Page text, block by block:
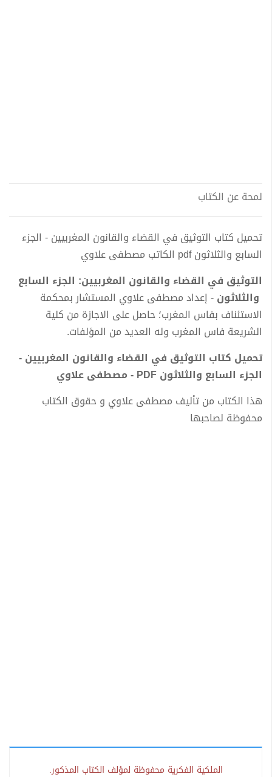
لمحة عن الكتاب
تحميل كتاب التوثيق في القضاء والقانون المغربيين - الجزء
السابع والثلاثون pdf الكاتب مصطفى علاوي
التوثيق في القضاء والقانون المغربيين: الجزء السابع
والثلاثون- إعداد مصطفى علاوي المستشار بمحكمة
الاستئناف بفاس المغرب؛ حاصل على الاجازة من كلية
الشريعة فاس المغرب وله العديد من المؤلفات.
تحميل كتاب التوثيق في القضاء والقانون المغربيين -
الجزء السابع والثلاثون PDF - مصطفى علاوي
هذا الكتاب من تأليف مصطفى علاوي و حقوق الكتاب
محفوظة لصاحبها
الملكية الفكرية محفوظة لمؤلف الكتاب المذكور.